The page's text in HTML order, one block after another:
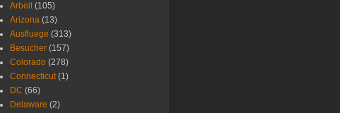
Arbeit (105)
Arizona (13)
Ausfluege (313)
Besucher (157)
Colorado (278)
Connecticut (1)
DC (66)
Delaware (2)